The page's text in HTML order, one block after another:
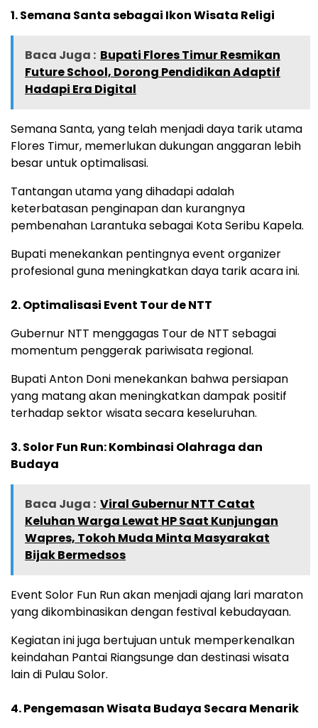
1. Semana Santa sebagai Ikon Wisata Religi
Baca Juga : Bupati Flores Timur Resmikan
Future School, Dorong Pendidikan Adaptif
Hadapi Era Digital
Semana Santa, yang telah menjadi daya tarik utama
Flores Timur, memerlukan dukungan anggaran lebih
besar untuk optimalisasi.
Tantangan utama yang dihadapi adalah
keterbatasan penginapan dan kurangnya
pembenahan Larantuka sebagai Kota Seribu Kapela.
Bupati menekankan pentingnya event organizer
profesional guna meningkatkan daya tarik acara ini.
2. Optimalisasi Event Tour de NTT
Gubernur NTT menggagas Tour de NTT sebagai
momentum penggerak pariwisata regional.
Bupati Anton Doni menekankan bahwa persiapan
yang matang akan meningkatkan dampak positif
terhadap sektor wisata secara keseluruhan.
3. Solor Fun Run: Kombinasi Olahraga dan
Budaya
Baca Juga : Viral Gubernur NTT Catat
Keluhan Warga Lewat HP Saat Kunjungan
Wapres, Tokoh Muda Minta Masyarakat
Bijak Bermedsos
Event Solor Fun Run akan menjadi ajang lari maraton
yang dikombinasikan dengan festival kebudayaan.
Kegiatan ini juga bertujuan untuk memperkenalkan
keindahan Pantai Riangsunge dan destinasi wisata
lain di Pulau Solor.
4. Pengemasan Wisata Budaya Secara Menarik